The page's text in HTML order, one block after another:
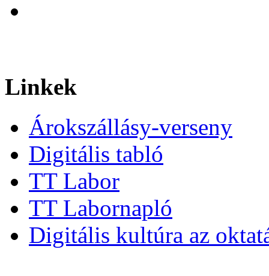
Linkek
Árokszállásy-verseny
Digitális tabló
TT Labor
TT Labornapló
Digitális kultúra az